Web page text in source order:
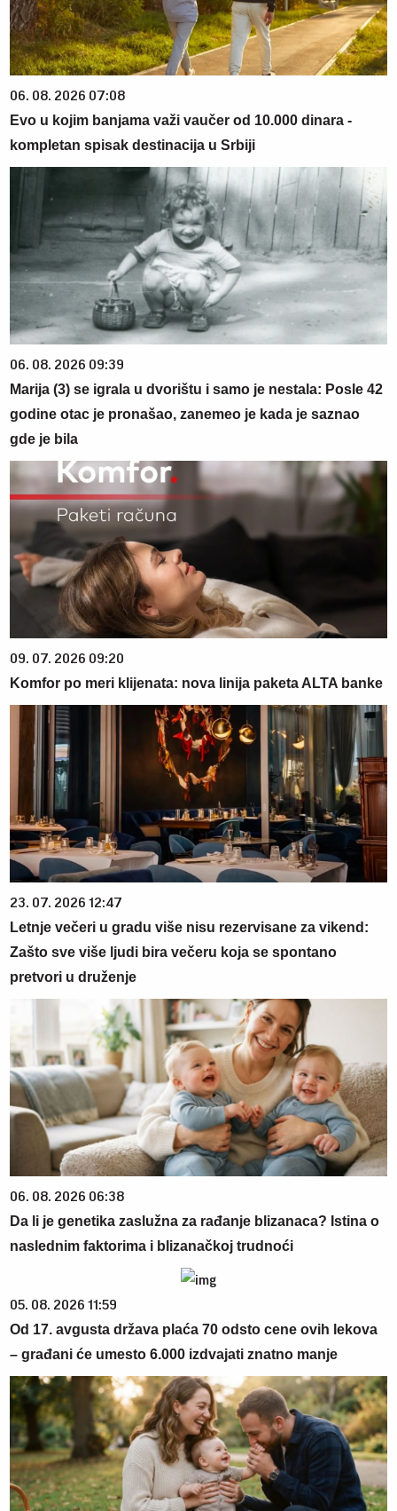
06. 08. 2026 07:08
Evo u kojim banjama važi vaučer od 10.000 dinara -
kompletan spisak destinacija u Srbiji
06. 08. 2026 09:39
Marija (3) se igrala u dvorištu i samo je nestala: Posle 42
godine otac je pronašao, zanemeo je kada je saznao
gde je bila
09. 07. 2026 09:20
Komfor po meri klijenata: nova linija paketa ALTA banke
23. 07. 2026 12:47
Letnje večeri u gradu više nisu rezervisane za vikend:
Zašto sve više ljudi bira večeru koja se spontano
pretvori u druženje
06. 08. 2026 06:38
Da li je genetika zaslužna za rađanje blizanaca? Istina o
naslednim faktorima i blizanačkoj trudnoći
05. 08. 2026 11:59
Od 17. avgusta država plaća 70 odsto cene ovih lekova
– građani će umesto 6.000 izdvajati znatno manje